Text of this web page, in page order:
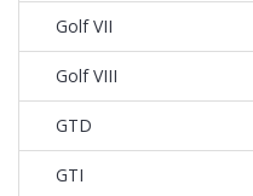
Golf VII
Golf VIII
GTD
GTI